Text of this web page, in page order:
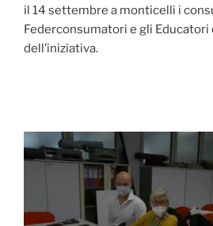
il 14 settembre a monticelli i
Federconsumatori e gli
dell’iniziativa.